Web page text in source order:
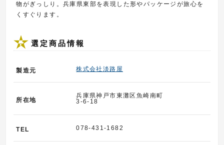
物がぎっしり。兵庫県東部を表現した形やパッケージが旅心を
くすぐります。
選定商品情報
製造元 株式会社淡路屋
所在地
兵庫県神戸市東灘区魚崎南町
3-6-18
TEL 078-431-1682